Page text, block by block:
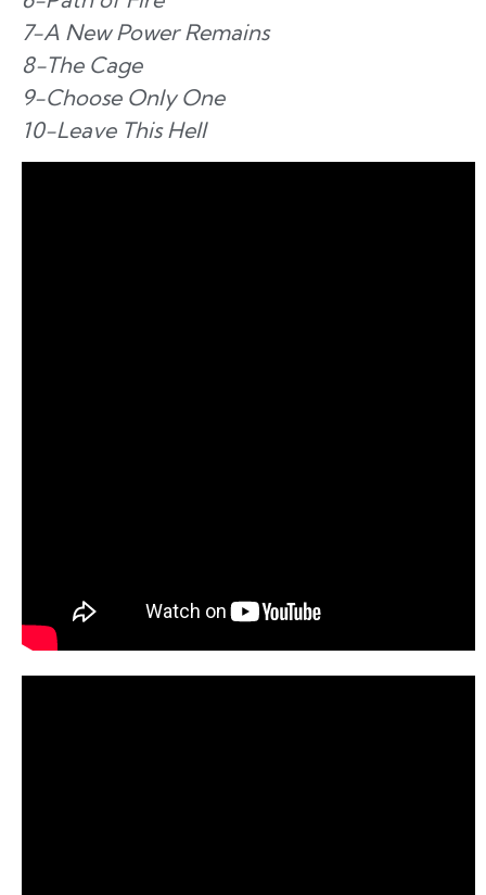
7-A New Power Remains
8-The Cage
9-Choose Only One
10-Leave This Hell